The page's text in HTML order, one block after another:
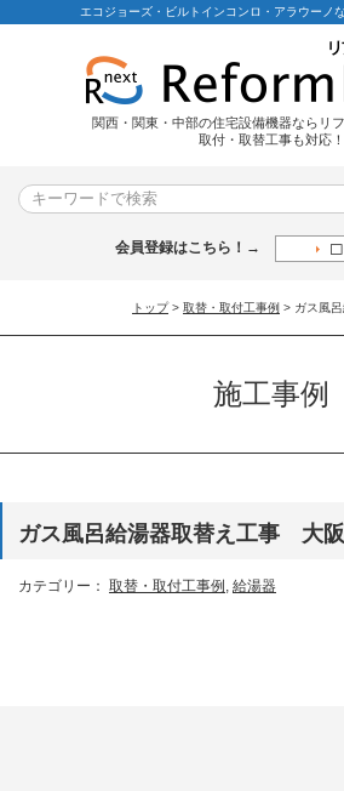
エコジョーズ・ビルトインコンロ・アラウーノ
関西・関東・中部の住宅設備機器ならリフ
取付・取替工事も対応！
会員登録はこちら！→
トップ > 取替・取付工事例 > ガス風
施工事例
ガス風呂給湯器取替え工事 大
カテゴリー： 取替・取付工事例 , 給湯器